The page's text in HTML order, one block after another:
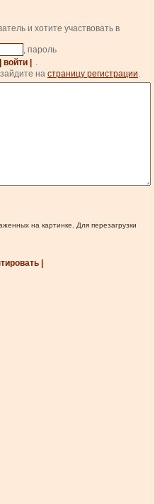
и хотите участвовать в
, пароль
| войти |
.
на страницу регистрации.
на картинке. Для перезагрузки
|